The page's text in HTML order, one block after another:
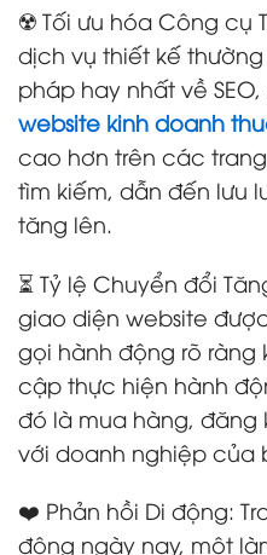
☢️ Tối ưu hóa Công cụ
dịch vụ thiết kế
pháp hay nhất về
website kinh doanh
cao hơn trên các
tìm kiếm, dẫn đến lưu
tăng lên.
⏳ Tỷ lệ Chuyển đổi
giao diện website
gọi hành động rõ ràng
cập thực hiện hành
đó là mua hàng, đăng
với doanh nghiệp của
❤️ Phản hồi Di động:
động ngày nay, một